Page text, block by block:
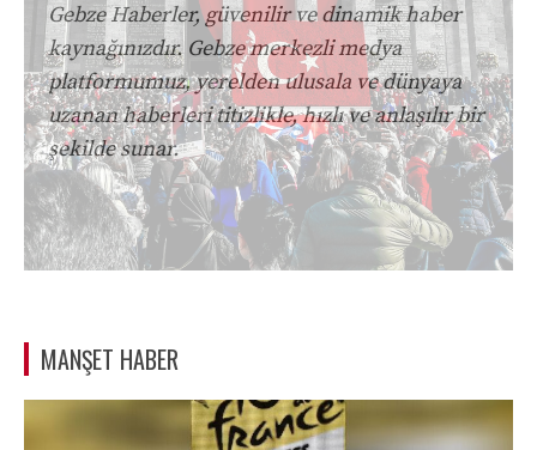
Gebze Haberler, güvenilir ve dinamik haber
kaynağınızdır. Gebze merkezli medya
platformumuz, yerelden ulusala ve dünyaya
uzanan haberleri titizlikle, hızlı ve anlaşılır bir
şekilde sunar.
MANŞET HABER